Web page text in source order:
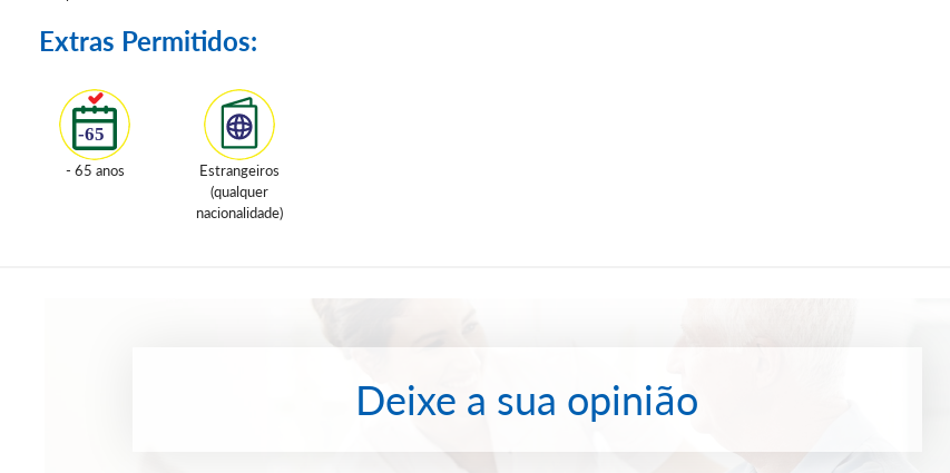
Extras Permitidos:
- 65 anos
Estrangeiros
(qualquer
nacionalidade)
Deixe a sua opinião